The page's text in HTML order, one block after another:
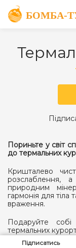
Пориньте у світ
до термальних
Кришталево
розслаблення,
природним
гармонія для тіла
враження.
Подаруйте
термальних
Підписатись